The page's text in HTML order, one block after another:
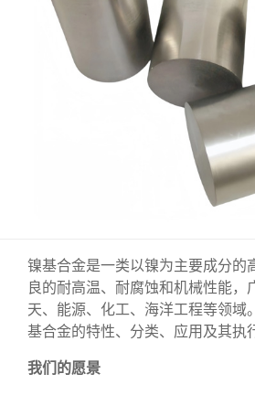
镍基合金是一类以镍为主要成分的
良的耐高温、耐腐蚀和机械性能，
天、能源、化工、海洋工程等领域
基合金的特性、分类、应用及其执
我们的愿景